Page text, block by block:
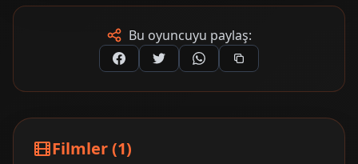
Bu oyuncuyu paylaş:
Filmler (1)